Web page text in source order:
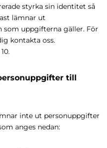
styrka sin identitet så
lämnar ut
som uppgifterna gäller. För
kontakta oss.
till
inte ut personuppgifter
anges nedan: